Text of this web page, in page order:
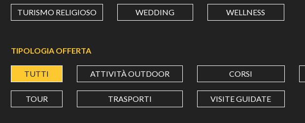
degrees.
dot
(.)
TURISMO RELIGIOSO WEDDING WELLNESS
TIPOLOGIA OFFERTA
TUTTI ATTIVITÀ OUTDOOR CORSI
TOUR TRASPORTI VISITE GUIDATE